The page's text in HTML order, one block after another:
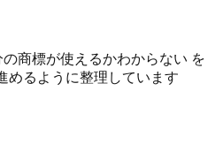
商標が使えるかわからない を
めるように整理しています